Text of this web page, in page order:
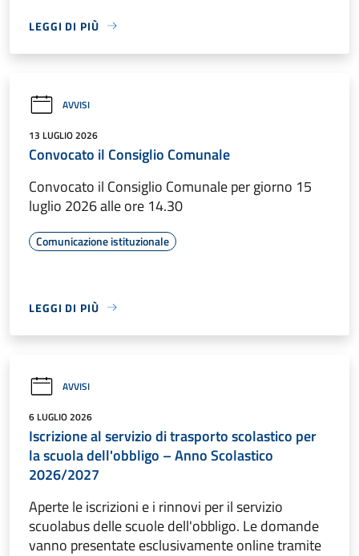
LEGGI DI PIÙ
AVVISI
13 LUGLIO 2026
Convocato il Consiglio Comunale
Convocato il Consiglio Comunale per giorno 15
luglio 2026 alle ore 14.30
Comunicazione istituzionale
LEGGI DI PIÙ
AVVISI
6 LUGLIO 2026
Iscrizione al servizio di trasporto scolastico per
la scuola dell'obbligo – Anno Scolastico
2026/2027
Aperte le iscrizioni e i rinnovi per il servizio
scuolabus delle scuole dell'obbligo. Le domande
vanno presentate esclusivamente online tramite